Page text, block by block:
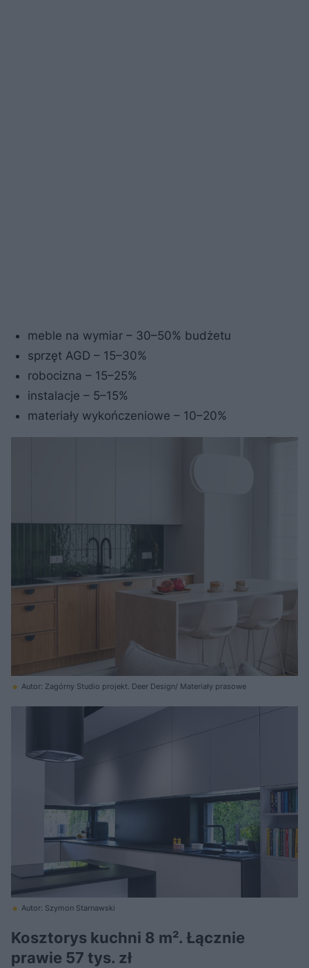
meble na wymiar – 30–50% budżetu
sprzęt AGD – 15–30%
robocizna – 15–25%
instalacje – 5–15%
materiały wykończeniowe – 10–20%
Autor: Zagórny Studio projekt. Deer Design/ Materiały prasowe
Autor: Szymon Starnawski
Kosztorys kuchni 8 m². Łącznie
prawie 57 tys. zł